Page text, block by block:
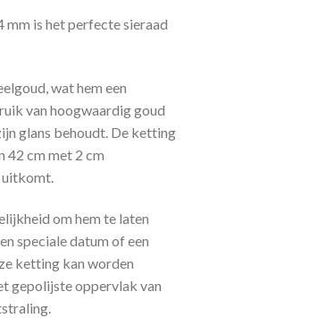
mm is het perfecte sieraad
wat hem een
van hoogwaardig goud
glans behoudt. De ketting
42 cm met 2 cm
uitkomt.
om hem te laten
speciale datum of een
ketting kan worden
gepolijste oppervlak van